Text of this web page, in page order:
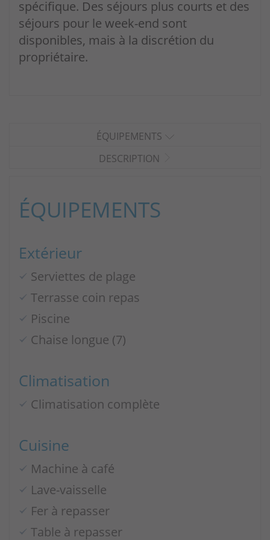
spécifique. Des séjours plus courts et des
séjours pour le week-end sont
disponibles, mais à la discrétion du
propriétaire.
ÉQUIPEMENTS
DESCRIPTION
ÉQUIPEMENTS
Extérieur
Serviettes de plage
Terrasse coin repas
Piscine
Chaise longue (7)
Climatisation
Climatisation complète
Cuisine
Machine à café
Lave-vaisselle
Fer à repasser
Table à repasser